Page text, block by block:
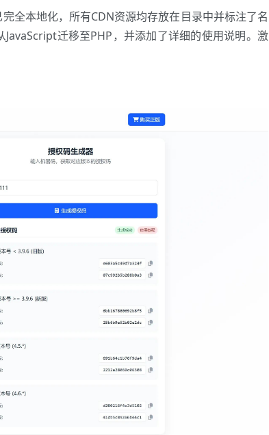
全本地化，所有CDN资源均存放在目录中并标注了名
迁移至PHP，并添加了详细的使用说明。激